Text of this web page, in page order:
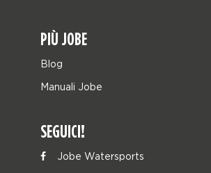
PIÙ JOBE
Blog
Manuali Jobe
SEGUICI!
Jobe Watersports